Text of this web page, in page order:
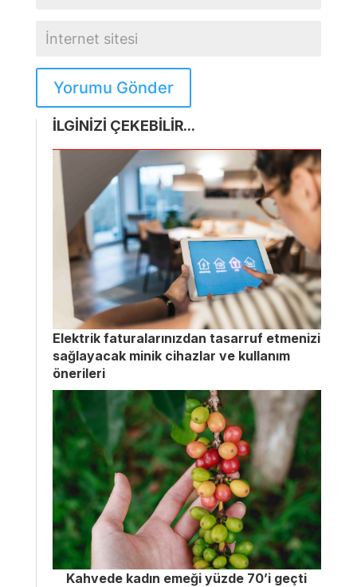
Yorumu Gönder
İLGİNİZİ ÇEKEBİLİR...
Elektrik faturalarınızdan tasarruf etmenizi
sağlayacak minik cihazlar ve kullanım
önerileri
Kahvede kadın emeği yüzde 70’i geçti